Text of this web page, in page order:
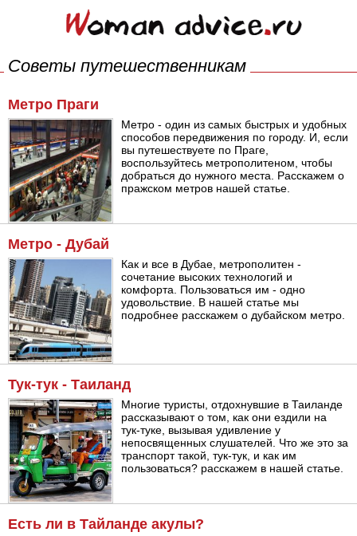
Советы путешественникам
Метро Праги
Метро - один из самых быстрых и удобных
способов передвижения по городу. И, если
вы путешествуете по Праге,
воспользуйтесь метрополитеном, чтобы
добраться до нужного места. Расскажем о
пражском метров нашей статье.
Метро - Дубай
Как и все в Дубае, метрополитен -
сочетание высоких технологий и
комфорта. Пользоваться им - одно
удовольствие. В нашей статье мы
подробнее расскажем о дубайском метро.
Тук-тук - Таиланд
Многие туристы, отдохнувшие в Таиланде
рассказывают о том, как они ездили на
тук-туке, вызывая удивление у
непосвященных слушателей. Что же это за
транспорт такой, тук-тук, и как им
пользоваться? расскажем в нашей статье.
Есть ли в Тайланде акулы?